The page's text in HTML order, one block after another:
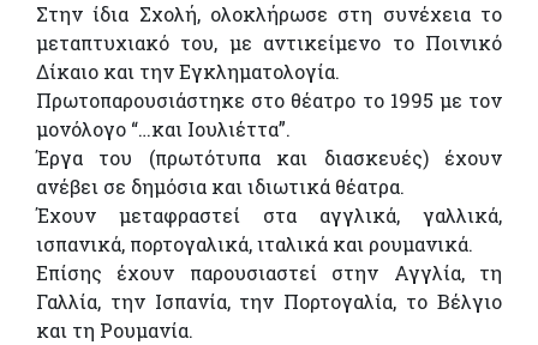
Στην ίδια Σχολή, ολοκλήρωσε στη συνέχεια το
μεταπτυχιακό του, με αντικείμενο το Ποινικό
Δίκαιο και την Εγκληματολογία.
Πρωτοπαρουσιάστηκε στο θέατρο το 1995 με τον
μονόλογο “…και Ιουλιέττα”.
Έργα του (πρωτότυπα και διασκευές) έχουν
ανέβει σε δημόσια και ιδιωτικά θέατρα.
Έχουν μεταφραστεί στα αγγλικά, γαλλικά,
ισπανικά, πορτογαλικά, ιταλικά και ρουμανικά.
Επίσης έχουν παρουσιαστεί στην Αγγλία, τη
Γαλλία, την Ισπανία, την Πορτογαλία, το Βέλγιο
και τη Ρουμανία.